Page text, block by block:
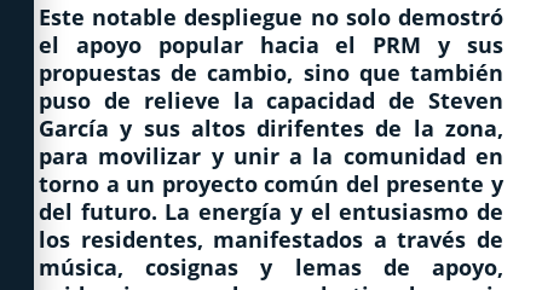
Este notable despliegue no solo demostró
el apoyo popular hacia el PRM y sus
propuestas de cambio, sino que también
puso de relieve la capacidad de Steven
García y sus altos dirifentes de la zona,
para movilizar y unir a la comunidad en
torno a un proyecto común del presente y
del futuro. La energía y el entusiasmo de
los residentes, manifestados a través de
música, cosignas y lemas de apoyo,